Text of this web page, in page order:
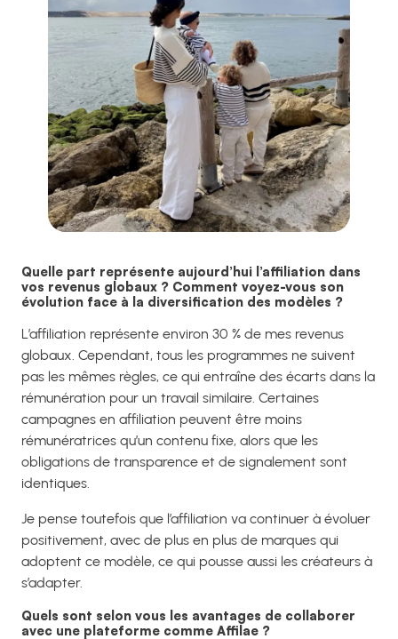
Quelle part représente aujourd’hui l’affiliation dans
vos revenus globaux ? Comment voyez-vous son
évolution face à la diversification des modèles ?
L’affiliation représente environ 30 % de mes revenus
globaux. Cependant, tous les programmes ne suivent
pas les mêmes règles, ce qui entraîne des écarts dans la
rémunération pour un travail similaire. Certaines
campagnes en affiliation peuvent être moins
rémunératrices qu’un contenu fixe, alors que les
obligations de transparence et de signalement sont
identiques.
Je pense toutefois que l’affiliation va continuer à évoluer
positivement, avec de plus en plus de marques qui
adoptent ce modèle, ce qui pousse aussi les créateurs à
s’adapter.
Quels sont selon vous les avantages de collaborer
avec une plateforme comme Affilae ?